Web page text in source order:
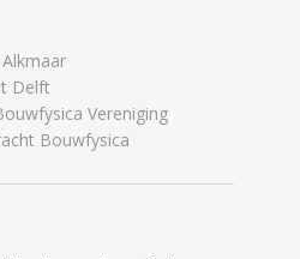
Delft
Vereniging
Bouwfysica